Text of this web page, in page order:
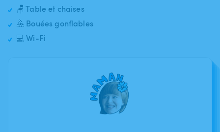
🪑 Table et chaises
🤽 Bouées gonflables
💻 Wi-Fi